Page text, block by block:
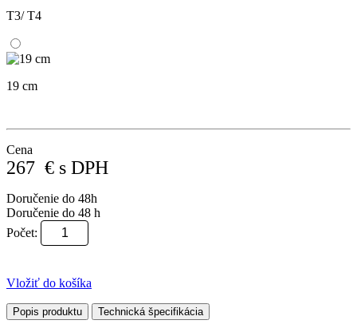
T3/ T4
19 cm
Cena
267 € s DPH
Doručenie do 48h
Doručenie do 48 h
Počet:
Vložiť do košíka
Popis produktu Technická špecifikácia